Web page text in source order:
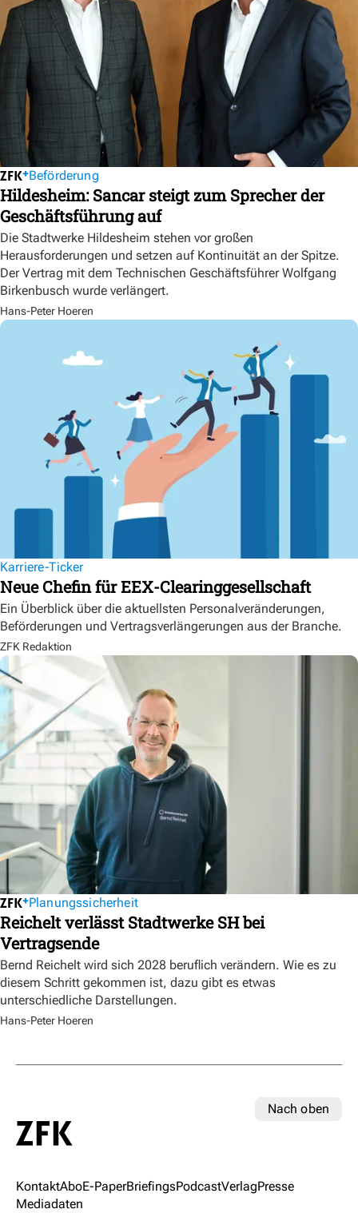
Beförderung
Hildesheim: Sancar steigt zum Sprecher der
Geschäftsführung auf
Die Stadtwerke Hildesheim stehen vor großen
Herausforderungen und setzen auf Kontinuität an der Spitze.
Der Vertrag mit dem Technischen Geschäftsführer Wolfgang
Birkenbusch wurde verlängert.
Hans-Peter Hoeren
Karriere-Ticker
Neue Chefin für EEX-Clearinggesellschaft
Ein Überblick über die aktuellsten Personalveränderungen,
Beförderungen und Vertragsverlängerungen aus der Branche.
ZFK Redaktion
Planungssicherheit
Reichelt verlässt Stadtwerke SH bei
Vertragsende
Bernd Reichelt wird sich 2028 beruflich verändern. Wie es zu
diesem Schritt gekommen ist, dazu gibt es etwas
unterschiedliche Darstellungen.
Hans-Peter Hoeren
Nach oben
KontaktAboE-PaperBriefingsPodcastVerlagPresse
Mediadaten